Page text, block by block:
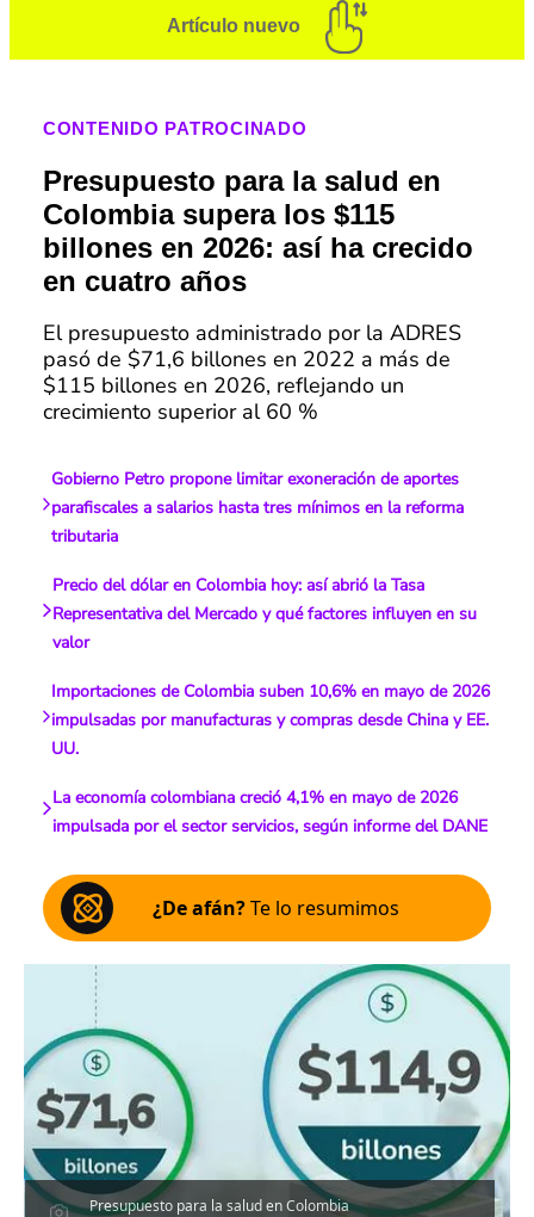
Artículo nuevo
CONTENIDO PATROCINADO
Presupuesto para la salud en
Colombia supera los $115
billones en 2026: así ha crecido
en cuatro años
El presupuesto administrado por la ADRES
pasó de $71,6 billones en 2022 a más de
$115 billones en 2026, reflejando un
crecimiento superior al 60 %
Gobierno Petro propone limitar exoneración de aportes
parafiscales a salarios hasta tres mínimos en la reforma
tributaria
Precio del dólar en Colombia hoy: así abrió la Tasa
Representativa del Mercado y qué factores influyen en su
valor
Importaciones de Colombia suben 10,6% en mayo de 2026
impulsadas por manufacturas y compras desde China y EE.
UU.
La economía colombiana creció 4,1% en mayo de 2026
impulsada por el sector servicios, según informe del DANE
¿De afán?Te lo resumimos
Presupuesto para la salud en Colombia